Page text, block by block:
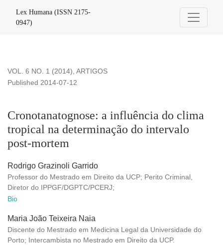
Lex Humana (ISSN 2175-
0947)
VOL. 6 NO. 1 (2014), ARTIGOS
Cronotanatognose: a influência do clima
tropical na determinação do intervalo
post-mortem
Published 2014-07-12
Rodrigo Grazinoli Garrido
Professor do Mestrado em Direito da UCP; Perito Criminal,
Diretor do IPPGF/DGPTC/PCERJ;
Bio
Maria João Teixeira Naia
Discente do Mestrado em Medicina Legal da Universidade do
Porto; Intercambista no Mestrado em Direito da UCP.